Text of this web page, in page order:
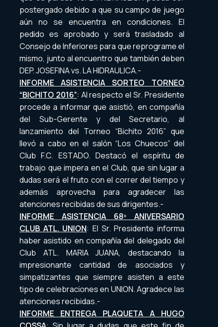
postergado debido a que su campo de juego
aún no se encuentra en condiciones. El
pedido es aprobado y será trasladado al
Consejo de Inferiores para que reprograme el
mismo, junto al encuentro que también deben
DEP. JOSEFINA vs. LA HIDRAULICA.-
INFORME ASISTENCIA SORTEO TORNEO
“BICHITO 2016”: Al respecto el Sr. Presidente
procede a informar que asistió, en compañía
del Sub-Gerente y del Secretario, al
lanzamiento del Torneo “Bichito 2016” que
llevó a cabo en el salón “Los Chuecos” del
Club F.C. ESTADO. Destacó el espíritu de
trabajo que impera en el Club, que sin lugar a
dudas será el fruto con el correr del tiempo y
además aprovecha para agradecer las
atenciones recibidas de sus dirigentes.-
INFORME ASISTENCIA 68º ANIVERSARIO
CLUB ATL. UNION: El Sr. Presidente informa
haber asistido en compañía del delegado del
Club ATL. MARIA JUANA, destacando la
impresionante cantidad de asociados y
simpatizantes que siempre asisten a este
tipo de celebraciones en UNION. Agradece las
atenciones recibidas.-
INFORME ENTREGA PLAQUETA A HUGO